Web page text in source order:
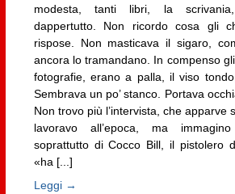
modesta, tanti libri, la
dappertutto. Non ricordo cosa gli
rispose. Non masticava il sigaro,
ancora lo tramandano. In compenso
fotografie, erano a palla, il viso
Sembrava un po’ stanco. Portava
Non trovo più l’intervista, che apparve
lavoravo all’epoca, ma
soprattutto di Cocco Bill, il pistolero
«ha [...]
Leggi →